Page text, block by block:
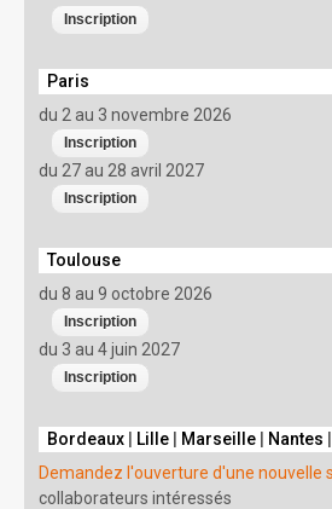
Paris
du 2 au 3 novembre 2026
du 27 au 28 avril 2027
Toulouse
du 8 au 9 octobre 2026
du 3 au 4 juin 2027
Bordeaux | Lille | Marseille | Nantes |
Demandez l'ouverture d'une nouvelle
collaborateurs intéressés